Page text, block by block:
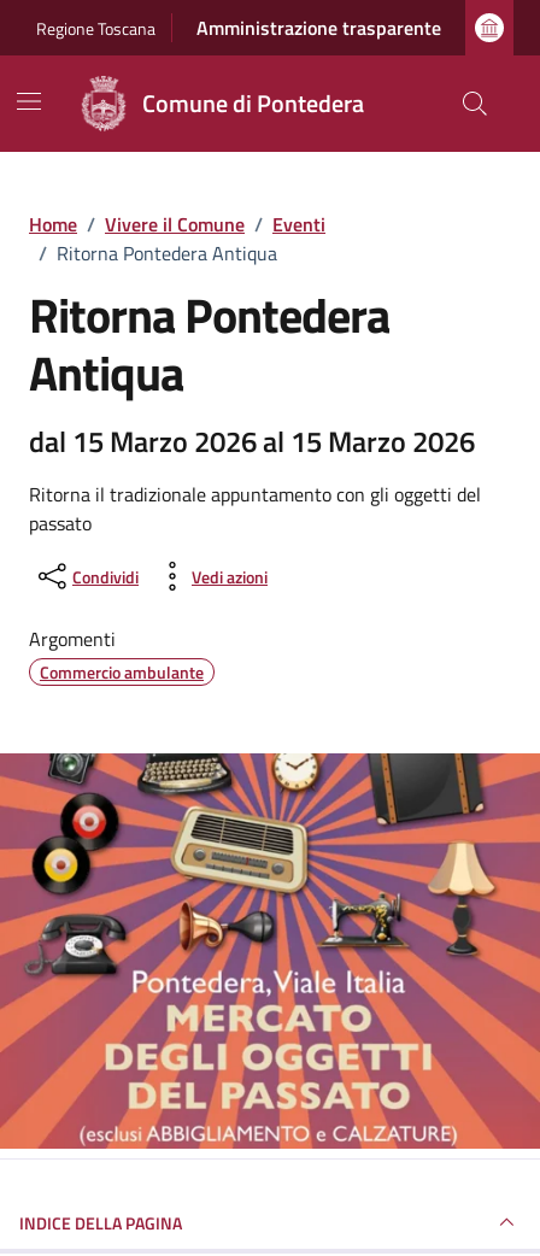
Regione Toscana Amministrazione trasparente
Comune di Pontedera
Home / Vivere il Comune / Eventi
/ Ritorna Pontedera Antiqua
Ritorna Pontedera
Antiqua
dal 15 Marzo 2026 al 15 Marzo 2026
Ritorna il tradizionale appuntamento con gli oggetti del
passato
Condividi Vedi azioni
Argomenti
Commercio ambulante
INDICE DELLA PAGINA